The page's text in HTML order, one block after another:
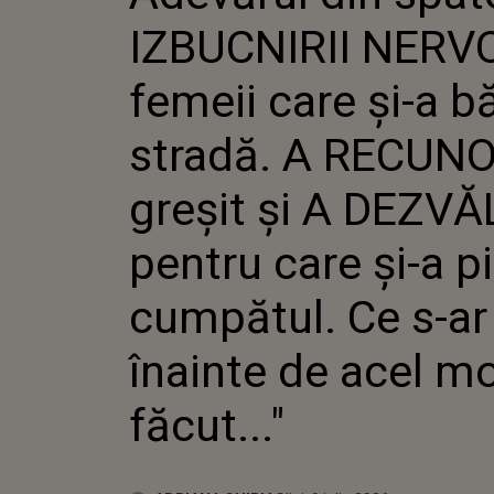
GREȘIT ȘI
PENTRU
CE S-AR FI
MOMENT:
IZBUCNIRII
femeii care și-a
stradă. A
greșit și A
pentru care și-a
cumpătul. Ce s-
înainte de acel
făcut..."